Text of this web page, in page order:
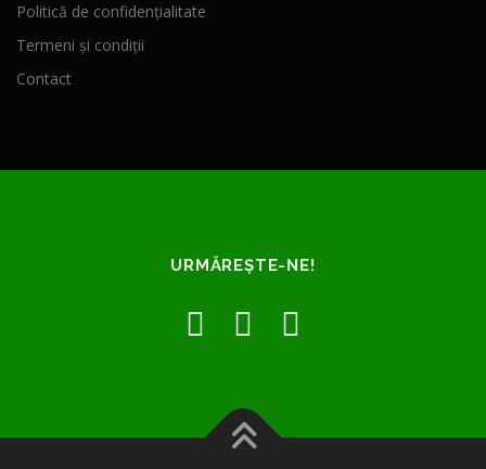
Politică de confidențialitate
Termeni și condiții
Contact
URMĂREȘTE-NE!